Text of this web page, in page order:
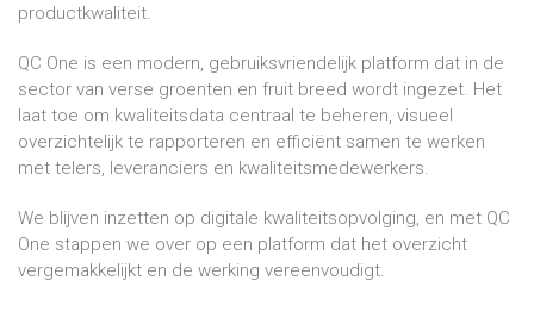
productkwaliteit.
QC One is een modern, gebruiksvriendelijk platform dat in de
sector van verse groenten en fruit breed wordt ingezet. Het
laat toe om kwaliteitsdata centraal te beheren, visueel
overzichtelijk te rapporteren en efficiënt samen te werken
met telers, leveranciers en kwaliteitsmedewerkers.
We blijven inzetten op digitale kwaliteitsopvolging, en met QC
One stappen we over op een platform dat het overzicht
vergemakkelijkt en de werking vereenvoudigt.